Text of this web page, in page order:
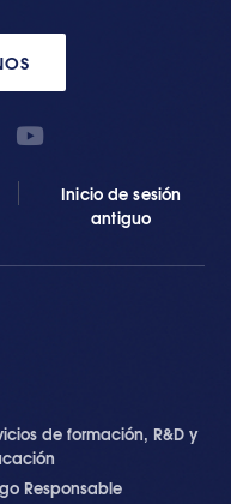
Inicio de sesión
antiguo
de formación, R&D y
Responsable